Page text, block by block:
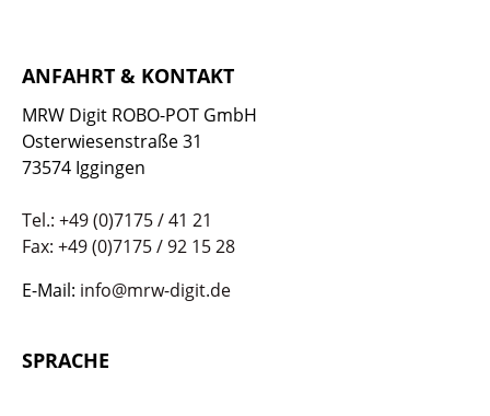
ANFAHRT & KONTAKT
MRW Digit ROBO-POT GmbH
Osterwiesenstraße 31
73574 Iggingen
Tel.: +49 (0)7175 / 41 21
Fax: +49 (0)7175 / 92 15 28
E-Mail: info@mrw-digit.de
SPRACHE